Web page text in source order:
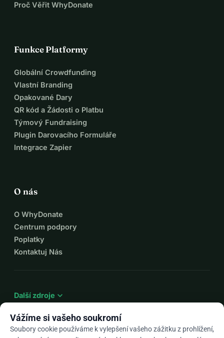
Proč Věřit WhyDonate
Funkce Platformy
Globální Crowdfunding
Vlastní Branding
Opakované Dary
QR kód a Žádosti o Platbu
Týmový Fundraising
Plugin Darovacího Formuláře
Integrace Zapier
O nás
O WhyDonate
Centrum podpory
Poplatky
Kontaktuj Nás
Další zdroje expand_more
Vážíme si vašeho soukromí
Soubory cookie používáme k vylepšení vašeho zážitku z prohlížení,